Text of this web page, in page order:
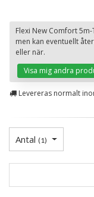
Flexi New Comfort
men kan eventuellt
eller när.
Visa mig andra
Levereras normalt
Antal (1)